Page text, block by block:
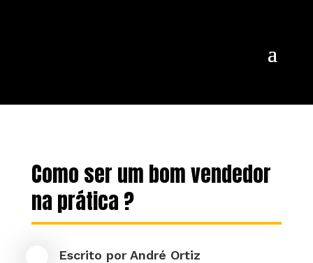
Como ser um bom vendedor
na prática ?
Escrito por André Ortiz